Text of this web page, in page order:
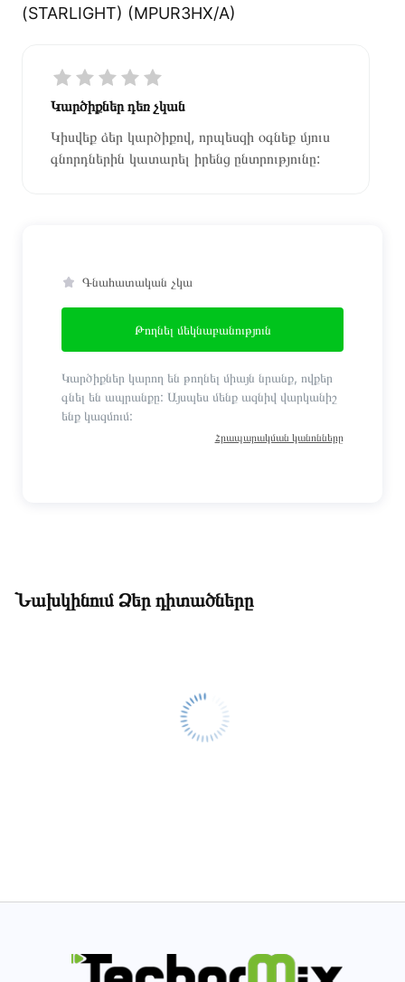
(STARLIGHT) (MPUR3HX/A)
Կարծիքներ դեռ չկան
Կիսվեք ձեր կարծիքով, որպեսզի օգնեք մյուս
գնորդներին կատարել իրենց ընտրությունը:
Գնահատական չկա
Թողնել մեկնաբանություն
Կարծիքներ կարող են թողնել միայն նրանք, ովքեր
գնել են ապրանքը: Այսպես մենք ազնիվ վարկանիշ
ենք կազմում:
Հրապարակման կանոնները
Նախկինում Ձեր դիտածները